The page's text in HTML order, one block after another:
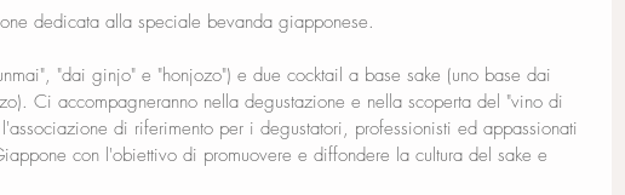
dedicata alla speciale bevanda giapponese.
"dai ginjo" e "honjozo") e due cocktail a base sake (uno base dai
Ci accompagneranno nella degustazione e nella scoperta del "vino di
di riferimento per i degustatori, professionisti ed appassionati
con l'obiettivo di promuovere e diffondere la cultura del sake e